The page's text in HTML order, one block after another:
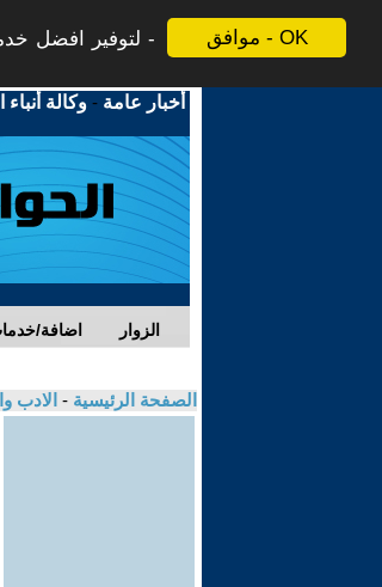
موافق - OK
لتوفير افضل
أخبار عامة -وكالة أنباء
اضافة/ الزوار
الصفحة الرئيسية - الادب